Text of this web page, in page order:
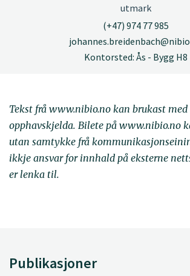
utmark
(+47) 974 77 985
Kontorsted: Ås - Bygg H8
Tekst frå www.nibio.no kan brukast
opphavskjelda. Bilete på www.nibio.no
utan samtykke frå
ikkje ansvar for innhald på eksterne
er lenka til.
Publikasjoner